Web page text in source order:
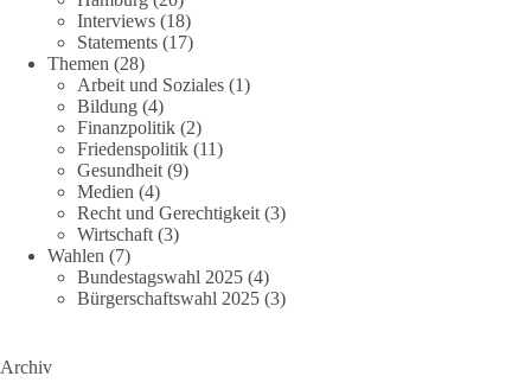
Interviews (18)
Statements (17)
Themen (28)
Arbeit und Soziales (1)
Bildung (4)
Finanzpolitik (2)
Friedenspolitik (11)
Gesundheit (9)
Medien (4)
Recht und Gerechtigkeit (3)
Wirtschaft (3)
Wahlen (7)
Bundestagswahl 2025 (4)
Bürgerschaftswahl 2025 (3)
Archiv